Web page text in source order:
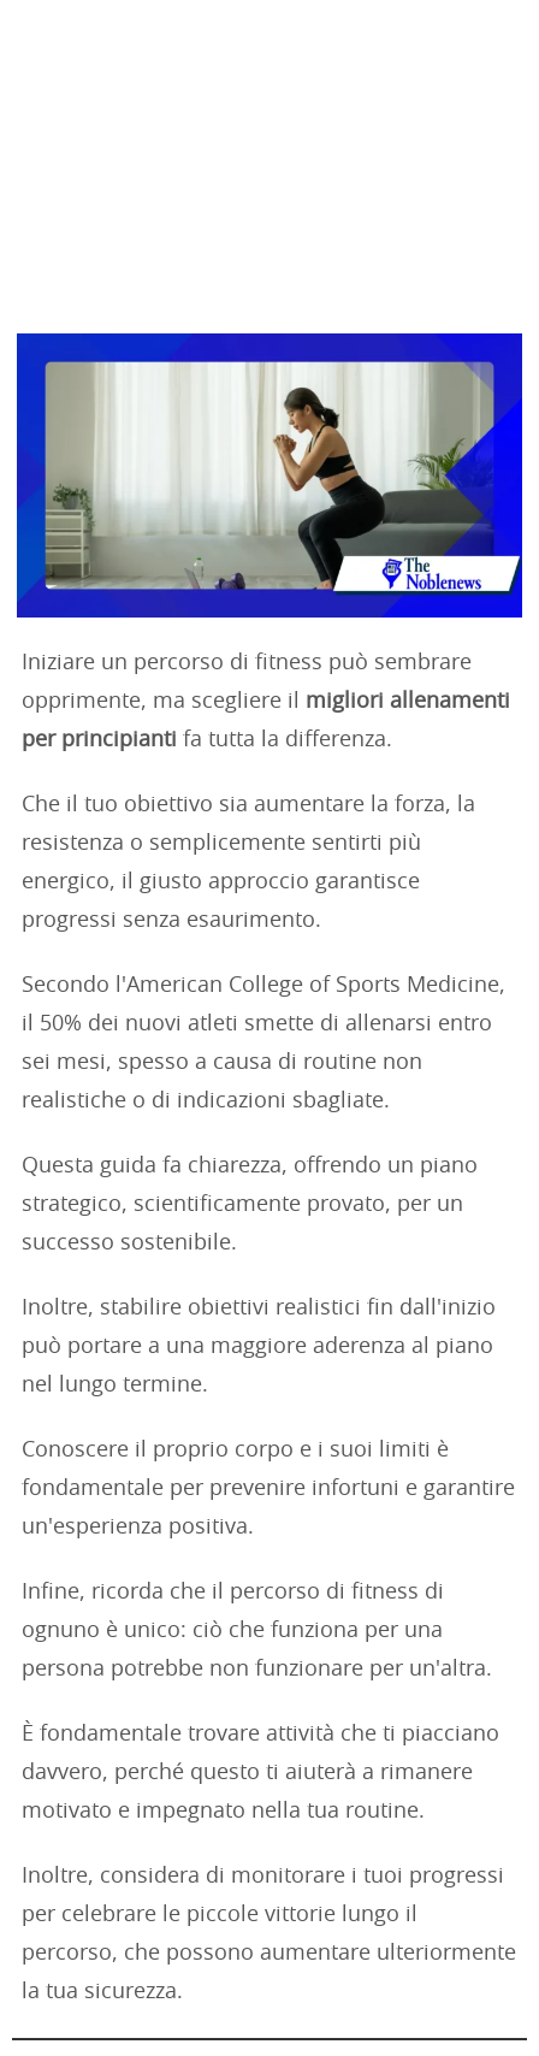
Iniziare un percorso di fitness può sembrare
opprimente, ma scegliere il migliori allenamenti
per principianti fa tutta la differenza.
Che il tuo obiettivo sia aumentare la forza, la
resistenza o semplicemente sentirti più
energico, il giusto approccio garantisce
progressi senza esaurimento.
Secondo l'American College of Sports Medicine,
il 50% dei nuovi atleti smette di allenarsi entro
sei mesi, spesso a causa di routine non
realistiche o di indicazioni sbagliate.
Questa guida fa chiarezza, offrendo un piano
strategico, scientificamente provato, per un
successo sostenibile.
Inoltre, stabilire obiettivi realistici fin dall'inizio
può portare a una maggiore aderenza al piano
nel lungo termine.
Conoscere il proprio corpo e i suoi limiti è
fondamentale per prevenire infortuni e garantire
un'esperienza positiva.
Infine, ricorda che il percorso di fitness di
ognuno è unico: ciò che funziona per una
persona potrebbe non funzionare per un'altra.
È fondamentale trovare attività che ti piacciano
davvero, perché questo ti aiuterà a rimanere
motivato e impegnato nella tua routine.
Inoltre, considera di monitorare i tuoi progressi
per celebrare le piccole vittorie lungo il
percorso, che possono aumentare ulteriormente
la tua sicurezza.